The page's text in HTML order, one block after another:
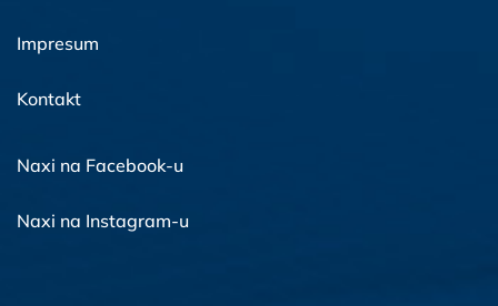
Impresum
Kontakt
Naxi na Facebook-u
Naxi na Instagram-u